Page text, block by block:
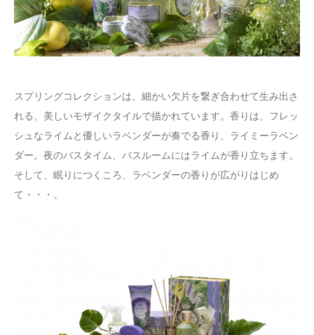
スプリングコレクションは、細かい欠片を繋ぎ合わせて生み出さ
れる、美しいモザイクタイルで描かれています。香りは、フレッ
シュなライムと優しいラベンダーが奏でる香り、ライミーラベン
ダー。夜のバスタイム、バスルームにはライムが香り立ちます。
そして、眠りにつくころ、ラベンダーの香りが広がりはじめ
て・・・。